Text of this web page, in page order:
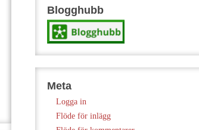
Blogghubb
Meta
Logga in
Flöde för inlägg